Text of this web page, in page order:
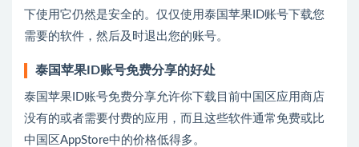
下使用它仍然是安全的。仅仅使用泰国苹果ID账号下载您
需要的软件，然后及时退出您的账号。
泰国苹果ID账号免费分享的好处
泰国苹果ID账号免费分享允许你下载目前中国区应用商店
没有的或者需要付费的应用，而且这些软件通常免费或比
中国区AppStore中的价格低得多。